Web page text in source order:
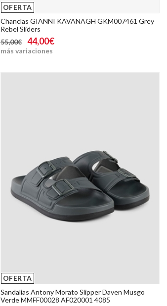
OFERTA
Chanclas GIANNI KAVANAGH GKM007461 Grey
Rebel Sliders
55,00€
44,00€
más variaciones
OFERTA
Sandalias Antony Morato Slipper Daven Musgo
Verde MMFF00028 AF020001 4085